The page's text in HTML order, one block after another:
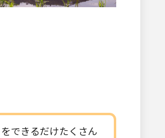
できるだけたくさん